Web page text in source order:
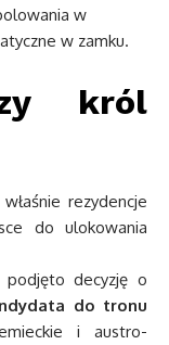
w
w zamku.
król
rezydencje
do ulokowania
podjęto decyzję o
do tronu
i austro-